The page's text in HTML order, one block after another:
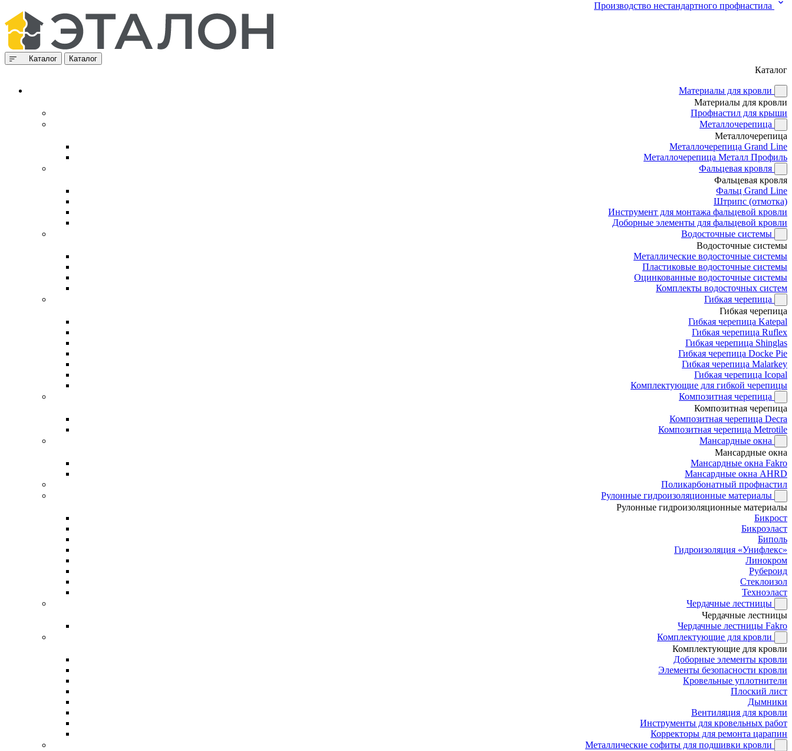
Производство нестандартного профнастила
Каталог Каталог
Каталог
Материалы для кровли
Материалы для кровли
Профнастил для крыши
Металлочерепица
Металлочерепица
Металлочерепица Grand Line
Металлочерепица Металл Профиль
Фальцевая кровля
Фальцевая кровля
Фальц Grand Line
Штрипс (отмотка)
Инструмент для монтажа фальцевой кровли
Доборные элементы для фальцевой кровли
Водосточные системы
Водосточные системы
Металлические водосточные системы
Пластиковые водосточные системы
Оцинкованные водосточные системы
Комплекты водосточных систем
Гибкая черепица
Гибкая черепица
Гибкая черепица Katepal
Гибкая черепица Ruflex
Гибкая черепица Shinglas
Гибкая черепица Docke Pie
Гибкая черепица Malarkey
Гибкая черепица Icopal
Комплектующие для гибкой черепицы
Композитная черепица
Композитная черепица
Композитная черепица Decra
Композитная черепица Metrotile
Мансардные окна
Мансардные окна
Мансардные окна Fakro
Мансардные окна AHRD
Поликарбонатный профнастил
Рулонные гидроизоляционные материалы
Рулонные гидроизоляционные материалы
Бикрост
Бикроэласт
Биполь
Гидроизоляция «Унифлекс»
Линокром
Рубероид
Стеклоизол
Техноэласт
Чердачные лестницы
Чердачные лестницы
Чердачные лестницы Fakro
Комплектующие для кровли
Комплектующие для кровли
Доборные элементы кровли
Элементы безопасности кровли
Кровельные уплотнители
Плоский лист
Дымники
Вентиляция для кровли
Инструменты для кровельных работ
Корректоры для ремонта царапин
Металлические софиты для подшивки кровли